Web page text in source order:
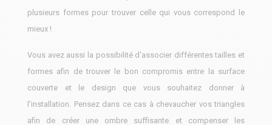
plusieurs formes pour trouver celle qui vous correspond le
mieux !
Vous avez aussi la possibilité d'associer différentes tailles et
formes afin de trouver le bon compromis entre la surface
couverte et le design que vous souhaitez donner à
l'installation. Pensez dans ce cas à chevaucher vos triangles
afin de créer une ombre suffisante et compenser les